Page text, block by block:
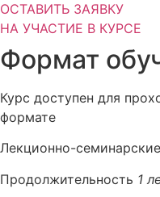
ОСТАВИТЬ ЗАЯВКУ
НА УЧАСТИЕ В КУРСЕ
Формат
Курс доступен для
формате
Лекционно-семинарские
Продолжительность 1